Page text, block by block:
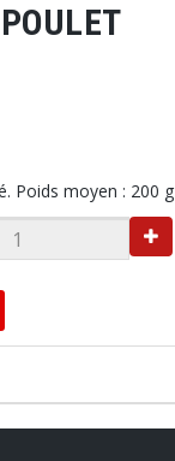
Poids moyen : 200 g